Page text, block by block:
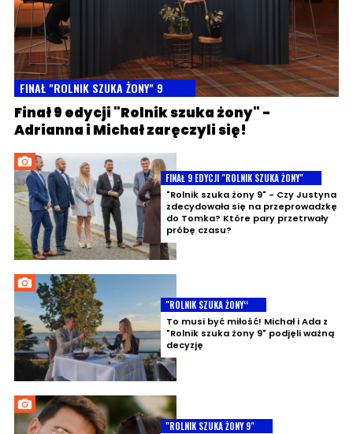
FINAŁ "ROLNIK SZUKA ŻONY" 9
Finał 9 edycji "Rolnik szuka żony" -
Adrianna i Michał zaręczyli się!
FINAŁ 9 EDYCJI "ROLNIK SZUKA ŻONY"
"Rolnik szuka żony 9" - Czy Justyna
zdecydowała się na przeprowadzkę
do Tomka? Które pary przetrwały
próbę czasu?
"ROLNIK SZUKA ŻONY‘‘
To musi być miłość! Michał i Ada z
"Rolnik szuka żony 9" podjęli ważną
decyzję
"ROLNIK SZUKA ŻONY 9"